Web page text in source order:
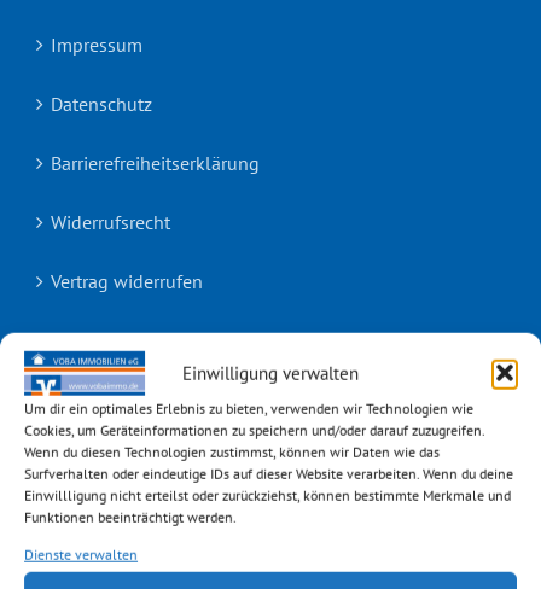
Einwilligung verwalten
Um dir ein optimales Erlebnis zu bieten, verwenden wir Technologien wie
Cookies, um Geräteinformationen zu speichern und/oder darauf zuzugreifen.
Wenn du diesen Technologien zustimmst, können wir Daten wie das
Surfverhalten oder eindeutige IDs auf dieser Website verarbeiten. Wenn du deine
Einwillligung nicht erteilst oder zurückziehst, können bestimmte Merkmale und
Funktionen beeinträchtigt werden.
Dienste verwalten
Impressum
Datenschutz
Barrierefreiheitserklärung
Widerrufsrecht
Vertrag widerrufen
Cookie-Richtlinie (EU)
UNSERE TEAMS
Aachen
Emmerich